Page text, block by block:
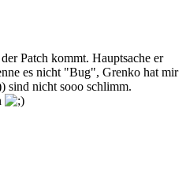
Patch kommt. Hauptsache er
es nicht "Bug", Grenko hat mir
sind nicht sooo schlimm.